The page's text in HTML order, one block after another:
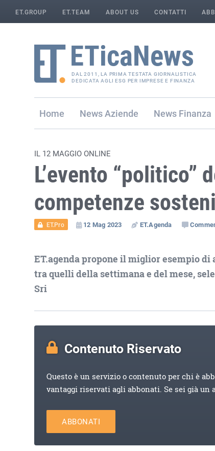
ET.GROUP ET.TEAM ABOUT US CONTATTI
DAL 2011, LA PRIMA TESTATA GIORNALISTICA
DEDICATA AGLI ESG PER IMPRESE E FINANZA
Home Aziende Finanza
IL 12 MAGGIO ONLINE
L’evento
competenze
ET.Pro 12 Mag 2023 ET.Agenda
ET.agenda propone il miglior esempio di
tra quelli della settimana e del mese,
Sri
Contenuto Riservato
Questo è un servizio o contenuto per chi è
vantaggi riservati agli abbonati. Se sei già
ABBONATI